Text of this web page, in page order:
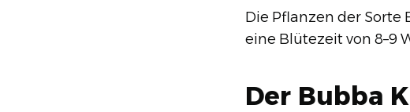
Die Pflanzen der
eine Blütezeit von 8–9
Der Bubba